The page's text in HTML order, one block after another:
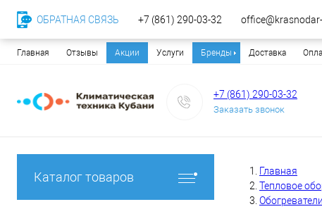
Главная Отзывы Акции Услуги Бренды Доставка
+7 (861) 290-03-32
Заказать звонок
Каталог товаров
Главная
Тепловое
Обогреватели
ОБРАТНАЯ СВЯЗЬ +7 (861) 290-03-32